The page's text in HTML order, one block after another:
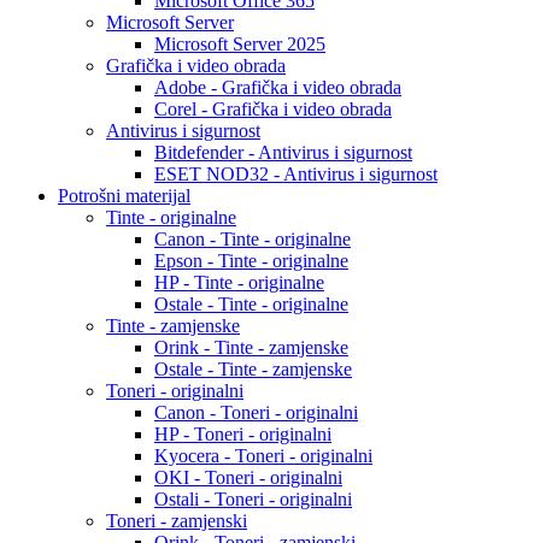
Microsoft Server
Microsoft Server 2025
Grafička i video obrada
Adobe - Grafička i video obrada
Corel - Grafička i video obrada
Antivirus i sigurnost
Bitdefender - Antivirus i sigurnost
ESET NOD32 - Antivirus i sigurnost
Potrošni materijal
Tinte - originalne
Canon - Tinte - originalne
Epson - Tinte - originalne
HP - Tinte - originalne
Ostale - Tinte - originalne
Tinte - zamjenske
Orink - Tinte - zamjenske
Ostale - Tinte - zamjenske
Toneri - originalni
Canon - Toneri - originalni
HP - Toneri - originalni
Kyocera - Toneri - originalni
OKI - Toneri - originalni
Ostali - Toneri - originalni
Toneri - zamjenski